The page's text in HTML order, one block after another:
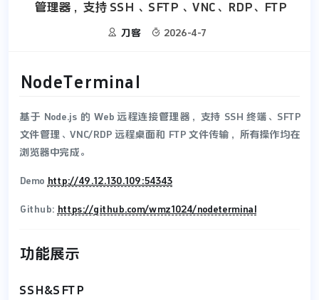
管理器，支持 SSH 、SFTP 、VNC、RDP、FTP
 刀客  2026-4-7
NodeTerminal
基于 Node.js 的 Web 远程连接管理器，支持 SSH 终端、SFTP
文件管理、VNC/RDP 远程桌面和 FTP 文件传输，所有操作均在
浏览器中完成。
Demo http://49.12.130.109:54343
Github: https://github.com/wmz1024/nodeterminal
功能展示
SSH&SFTP